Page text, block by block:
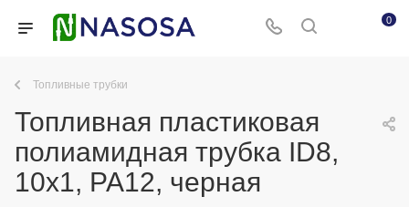
0
Топливные трубки
Топливная пластиковая
полиамидная трубка ID8,
10x1, PA12, черная